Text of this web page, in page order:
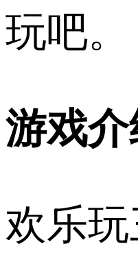
玩吧。
游戏介
欢乐